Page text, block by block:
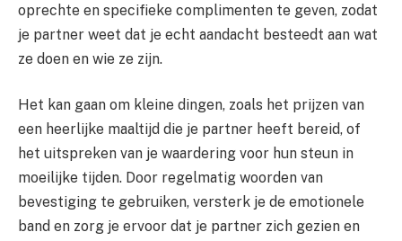
oprechte en specifieke complimenten te geven, zodat
je partner weet dat je echt aandacht besteedt aan wat
ze doen en wie ze zijn.
Het kan gaan om kleine dingen, zoals het prijzen van
een heerlijke maaltijd die je partner heeft bereid, of
het uitspreken van je waardering voor hun steun in
moeilijke tijden. Door regelmatig woorden van
bevestiging te gebruiken, versterk je de emotionele
band en zorg je ervoor dat je partner zich gezien en